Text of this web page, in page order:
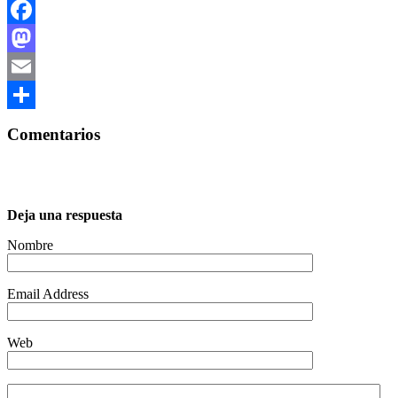
Facebook
Mastodon
Email
Comentarios
Deja una respuesta
Nombre
Email Address
Web